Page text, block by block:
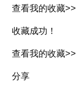
查看我的收藏>>
收藏成功！
查看我的收藏>>
分享